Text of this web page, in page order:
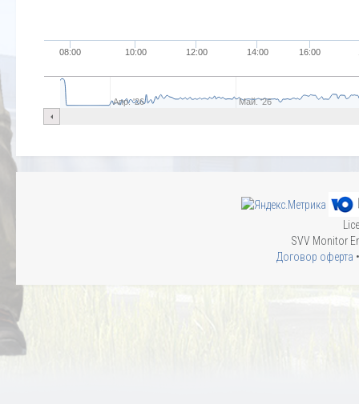
08:00 10:00 12:00 14:00 16:00
Апр. '26 Май. '26
SVV Monitor
Договор оферта